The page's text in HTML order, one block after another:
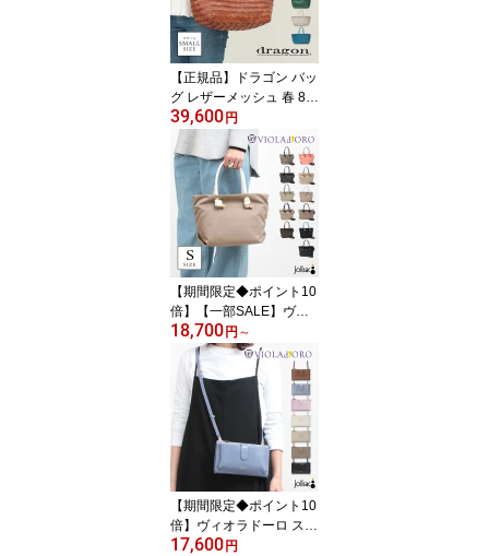
ース 男性 女性 ユニセッ
クス 日本製 新品 店舗 正
規品 クーポン対象外
【正規品】ドラゴン バッ
グ レザーメッシュ 春 88
11 DRAGON DIFFUSIO
N 春バッグ BAMBOO TR
IPLE JUMP SMALL かご
バッグ トート 籠バッグ
ブランド 大人 バスケッ
ト 革 ギフト 誕生日 新品
正規品
39,600 円
【期間限定◆ポイント10
倍】【一部SALE】ヴィ
オラドーロ バッグ ナイ
ロン VIOLAd'ORO ノッ
ト トート BIANCA V217
4 / V2224 / V2252 / V228
2 Sサイズ トートバッグ
大人カジュアル 2WAY 小
さめ 軽い 軽量 ショルダ
ー 新品 公式 正規販売店
【▼10】 ◆
18,700 円 ～
【期間限定◆ポイント10
倍】ヴィオラドーロ スマ
ホポシェット 横 VIOLA
17,600 円